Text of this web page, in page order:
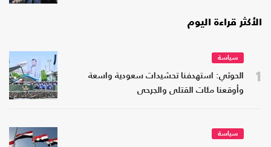
الأكثر قراءة اليوم
1
سياسة
الحوثي: استهدفنا تحشيدات سعودية واسعة
وأوقعنا مئات القتلى والجرحى
سياسة